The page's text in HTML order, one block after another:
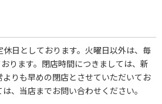
日としております。火曜日以外は、毎
ります。閉店時間につきましては、新
りも早めの閉店とさせていただいてお
、当店までお問い合わせください。